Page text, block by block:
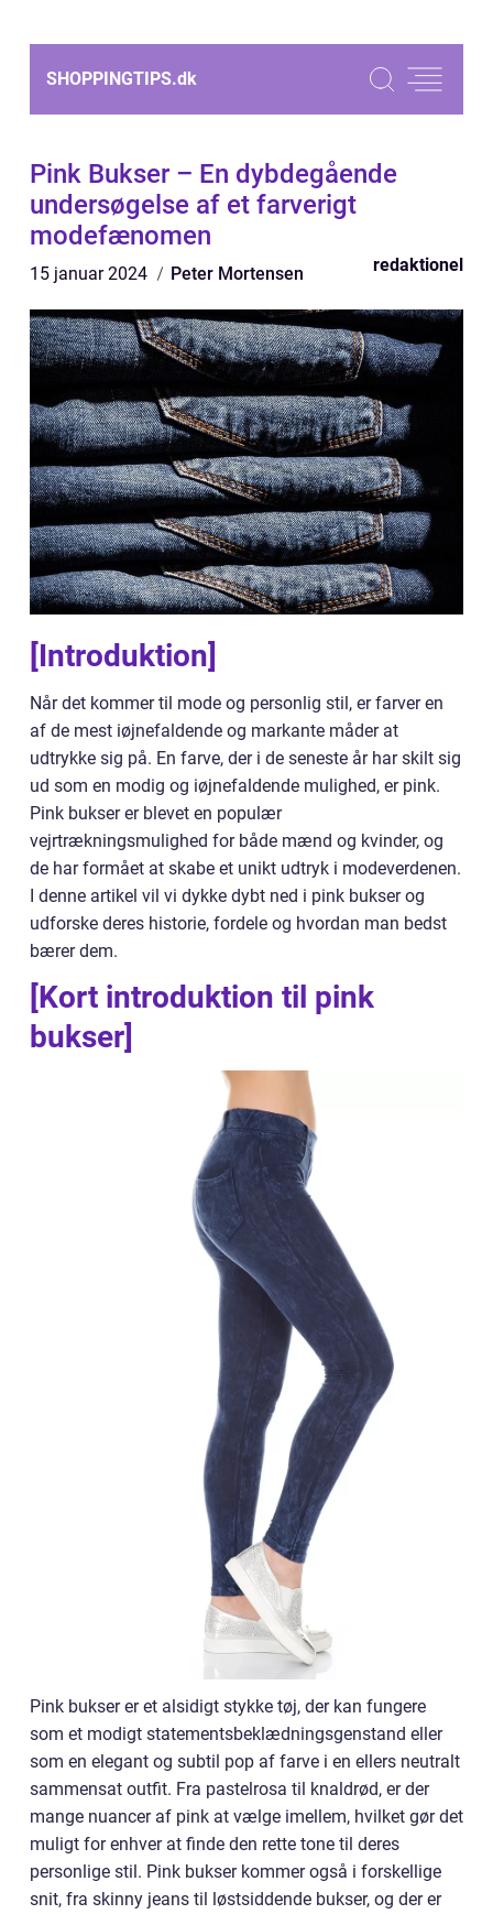
SHOPPINGTIPS.dk
Pink Bukser – En dybdegående
undersøgelse af et farverigt
modefænomen
15 januar 2024 Peter Mortensen redaktionel
[Introduktion]
Når det kommer til mode og personlig stil, er farver en
af de mest iøjnefaldende og markante måder at
udtrykke sig på. En farve, der i de seneste år har skilt sig
ud som en modig og iøjnefaldende mulighed, er pink.
Pink bukser er blevet en populær
vejrtrækningsmulighed for både mænd og kvinder, og
de har formået at skabe et unikt udtryk i modeverdenen.
I denne artikel vil vi dykke dybt ned i pink bukser og
udforske deres historie, fordele og hvordan man bedst
bærer dem.
[Kort introduktion til pink
bukser]
Pink bukser er et alsidigt stykke tøj, der kan fungere
som et modigt statementsbeklædningsgenstand eller
som en elegant og subtil pop af farve i en ellers neutralt
sammensat outfit. Fra pastelrosa til knaldrød, er der
mange nuancer af pink at vælge imellem, hvilket gør det
muligt for enhver at finde den rette tone til deres
personlige stil. Pink bukser kommer også i forskellige
snit, fra skinny jeans til løstsiddende bukser, og der er